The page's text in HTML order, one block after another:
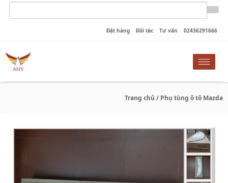
Đặt hàng Đối tác Tư vấn 02436291666
Toggle
Trang chủ / Phụ tùng ô tô Mazda